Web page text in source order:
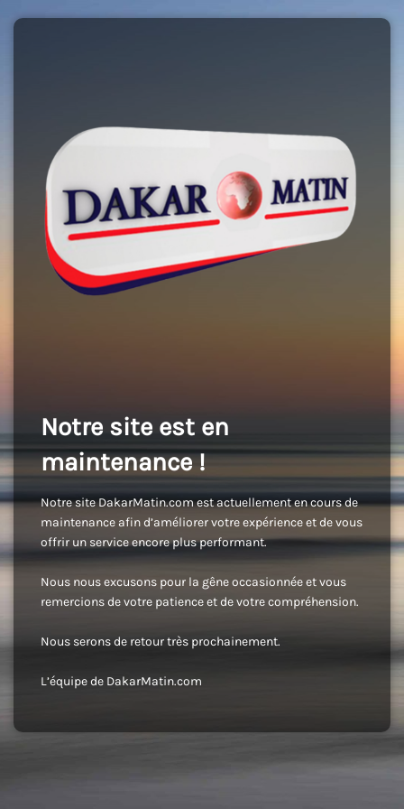
Notre site est en
maintenance !
Notre site DakarMatin.com est actuellement en cours de
maintenance afin d’améliorer votre expérience et de vous
offrir un service encore plus performant.
Nous nous excusons pour la gêne occasionnée et vous
remercions de votre patience et de votre compréhension.
Nous serons de retour très prochainement.
L’équipe de DakarMatin.com